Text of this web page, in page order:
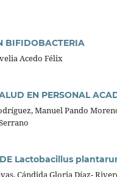
BIFIDOBACTERIA
Acedo Félix
EN PERSONAL
Manuel Pando
Lactobacillus
Cándida Gloria Díaz-